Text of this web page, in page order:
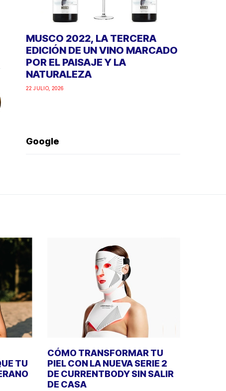
MUSCO 2022, LA TERCERA
EDICIÓN DE UN VINO MARCADO
POR EL PAISAJE Y LA
NATURALEZA
22 JULIO, 2026
Google
TU
CÓMO TRANSFORMAR TU
PIEL CON LA NUEVA SERIE 2
DE CURRENTBODY SIN SALIR
DE CASA